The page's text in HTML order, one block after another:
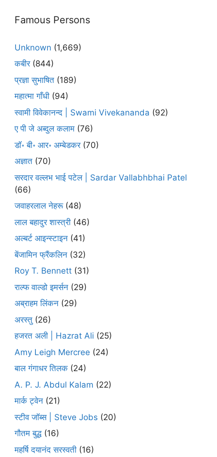
Famous Persons
Unknown (1,669)
कबीर(844)
प्रज्ञा सुभाषित (189)
महात्मा गाँधी (94)
स्वामी विवेकानन्द | Swami Vivekananda (92)
ए पी जे अब्दुल कलाम (76)
डॉ॰ बी॰ आर॰ अम्बेडकर(70)
अज्ञात (70)
सरदार वल्लभ भाई पटेल | Sardar Vallabhbhai Patel
(66)
जवाहरलाल नेहरू(48)
लाल बहादुर शास्त्री (46)
अल्बर्ट आइन्स्टाइन (41)
बेंजामिन फ्रैंकलिन (32)
Roy T. Bennett (31)
राल्फ वाल्डो इमर्सन (29)
अब्राहम लिंकन (29)
अरस्तु (26)
हजरत अली | Hazrat Ali (25)
Amy Leigh Mercree (24)
बाल गंगाधर तिलक (24)
A. P. J. Abdul Kalam (22)
मार्क ट्वेन (21)
स्टीव जॉब्स | Steve Jobs (20)
गौतम बुद्ध (16)
महर्षि दयानंद सरस्वती (16)